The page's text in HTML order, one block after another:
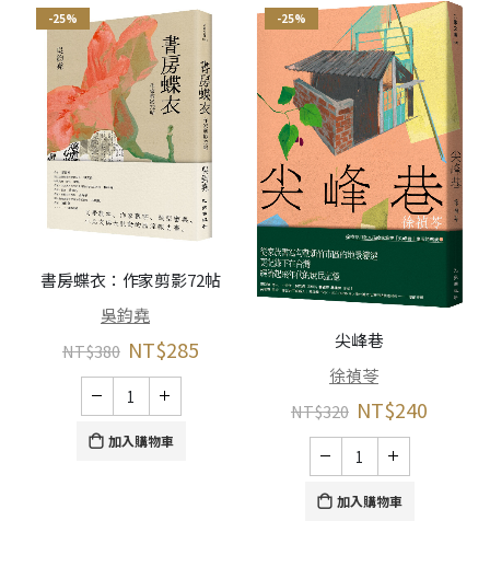
-25%
書房蝶衣：作家剪影72帖
吳鈞堯
NT$380 NT$285
加入購物車
-25%
尖峰巷
徐禎苓
NT$320 NT$240
加入購物車